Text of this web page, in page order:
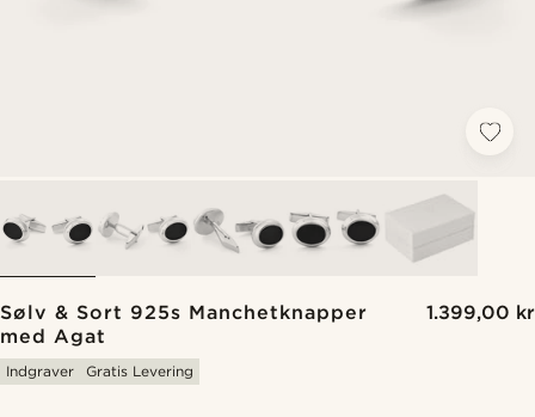
Sølv & Sort 925s Manchetknapper
med Agat
1.399,00 kr
Indgraver Gratis Levering